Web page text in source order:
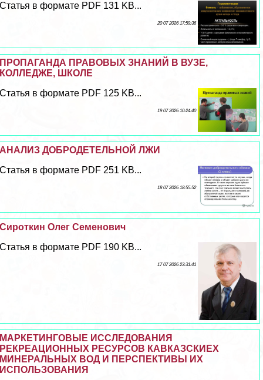
Статья в формате PDF 131 KB...
20 07 2026 17:59:36
ПРОПАГАНДА ПРАВОВЫХ ЗНАНИЙ В ВУЗЕ,
КОЛЛЕДЖЕ, ШКОЛЕ
Статья в формате PDF 125 KB...
19 07 2026 10:24:40
АНАЛИЗ ДОБРОДЕТЕЛЬНОЙ ЛЖИ
Статья в формате PDF 251 KB...
18 07 2026 18:55:52
Сироткин Олег Семенович
Статья в формате PDF 190 KB...
17 07 2026 23:31:41
МАРКЕТИНГОВЫЕ ИССЛЕДОВАНИЯ
РЕКРЕАЦИОННЫХ РЕСУРСОВ КАВКАЗСКИЕХ
МИНЕРАЛЬНЫХ ВОД И ПЕРСПЕКТИВЫ ИХ
ИСПОЛЬЗОВАНИЯ